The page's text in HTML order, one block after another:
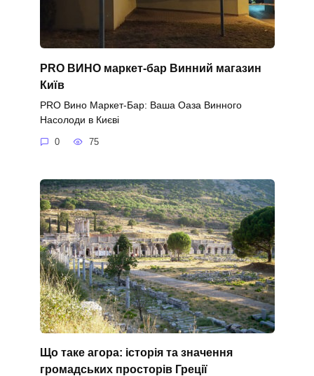
PRO ВИНО маркет-бар Винний магазин
Київ
PRO Вино Маркет-Бар: Ваша Оаза Винного
Насолоди в Києві
0 75
Що таке агора: історія та значення
громадських просторів Греції